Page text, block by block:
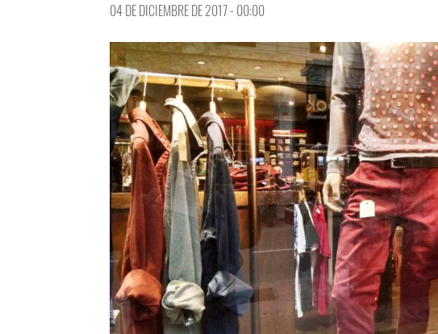
04 DE DICIEMBRE DE 2017 - 00:00